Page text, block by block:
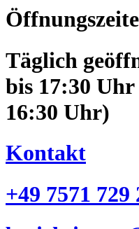
Täglich
bis 17:30
16:30 Uhr)
Kontakt
+49 7571 729